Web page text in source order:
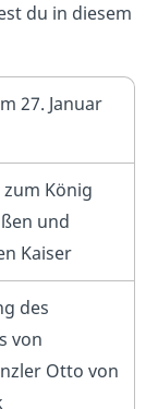
du in diesem
27. Januar
zum König
und
Kaiser
des
von
Otto von